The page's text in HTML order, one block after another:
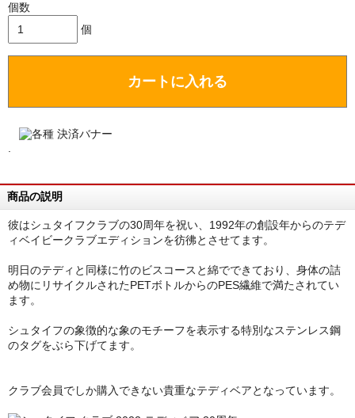
個数
個
カートに入れる
商品の説明
彼はシュタイフクラブの30周年を祝い、1992年の創設年からのテデ
ィベイビークラブエディションを彷彿とさせてます。
明日のテディと同様に竹のビスコースと綿でできており、身体の詰
め物にリサイクルされたPETボトルからのPES繊維で満たされてい
ます。
シュタイフの象徴的な象のモチーフを表示する特別なステンレス鋼
のタグをぶら下げてます。
クラブ会員でしか購入できない貴重なテディベアとなっています。